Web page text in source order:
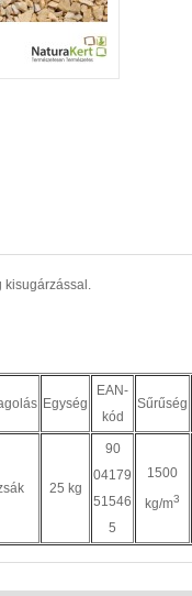
kisugárzással.
Egység
EAN-
kód
Sűrűség
25 kg
90
04179
51546
5
1500
kg/m3